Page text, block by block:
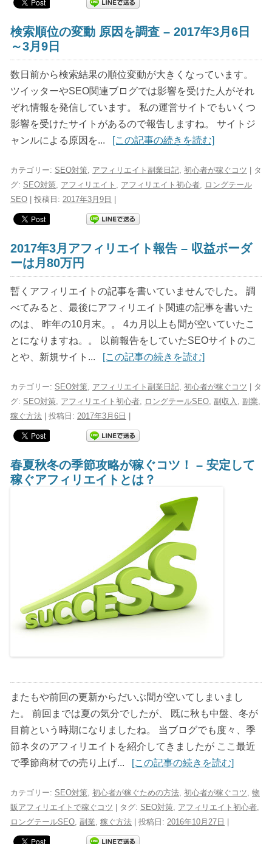
検索順位の変動 原因を調査 – 2017年3月6日
～3月9日
数日前から検索結果の順位変動が大きくなっています。
ツイッターやSEO関連ブログでは影響を受けた人がそれ
ぞれ情報を発信しています。 私の運営サイトでもいくつ
影響を受けたサイトがあるので報告しますね。 サイトジ
ャンルによる原因を...
[この記事の続きを読む]
カテゴリー: SEO対策, アフィリエイト副業日記, 初心者が稼ぐコツ | タ
グ: SEO対策, アフィリエイト , アフィリエイト初心者, ロングテール
SEO | 投稿日: 2017年3月9日
2017年3月アフィリエイト報告 – 収益ボーダ
ーは月80万円
暫くアフィリエイトの記事を書いていませんでした。 調
べてみると、最後にアフィリエイト関連の記事を書いた
のは、 昨年の10月末。。 4カ月以上も間が空いていたこ
とになりますね。。 以前報告をしていたSEOサイトのこ
とや、新規サイト...
[この記事の続きを読む]
カテゴリー: SEO対策, アフィリエイト副業日記, 初心者が稼ぐコツ | タ
グ: SEO対策, アフィリエイト初心者, ロングテールSEO, 副収入 , 副業,
稼ぐ方法 | 投稿日: 2017年3月6日
春夏秋冬の季節攻略が稼ぐコツ！ – 安定して
稼ぐアフィリエイトとは？
またもや前回の更新からだいぶ間が空いてしまいまし
た。 前回までは夏の気分でしたが、 既に秋も中盤、冬が
目前という時期になりましたね。 当ブログでも度々、季
節ネタのアフィリエイトを紹介してきましたが ここ最近
で季節商材での売り上げ...
[この記事の続きを読む]
カテゴリー: SEO対策, 初心者が稼ぐための方法, 初心者が稼ぐコツ, 物
販アフィリエイトで稼ぐコツ | タグ: SEO対策, アフィリエイト初心者,
ロングテールSEO, 副業, 稼ぐ方法 | 投稿日: 2016年10月27日